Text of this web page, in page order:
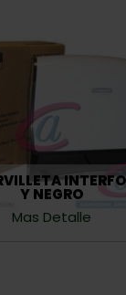
Y NEGRO
Mas Detalle